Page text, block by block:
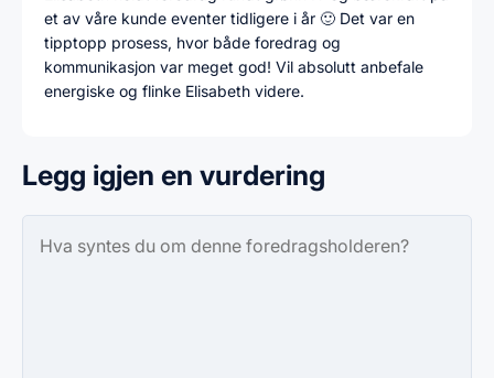
et av våre kunde eventer tidligere i år 🙂 Det var en
tipptopp prosess, hvor både foredrag og
kommunikasjon var meget god! Vil absolutt anbefale
energiske og flinke Elisabeth videre.
Legg igjen en vurdering